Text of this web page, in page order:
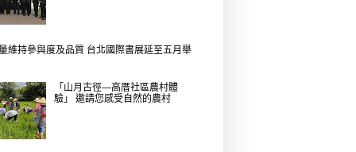
維持參與度及品質 台北國際書展延至五月舉
「山月古徑—高厝社區農村體
驗」 邀請您感受自然的農村